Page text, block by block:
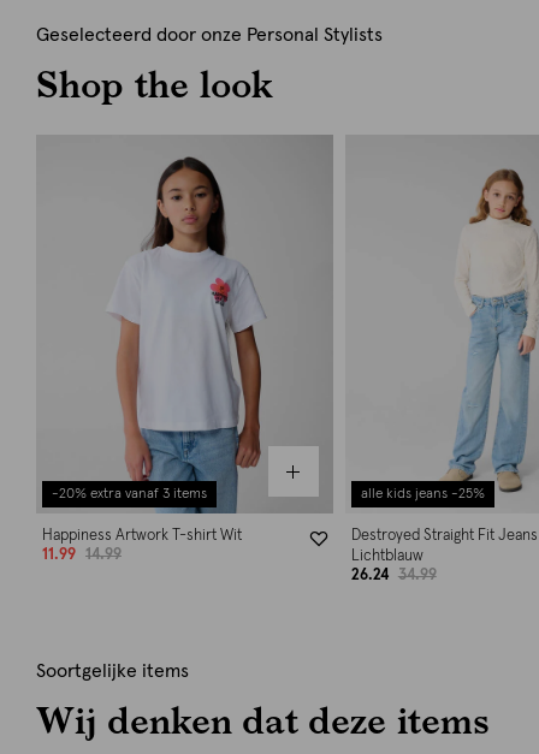
Geselecteerd door onze Personal Stylists
Shop the look
-20% extra vanaf 3 items
Happiness Artwork T-shirt Wit
11.99
14.99
alle kids jeans -25%
Destroyed Straight Fit Jeans
Lichtblauw
26.24
34.99
Soortgelijke items
Wij denken dat deze items